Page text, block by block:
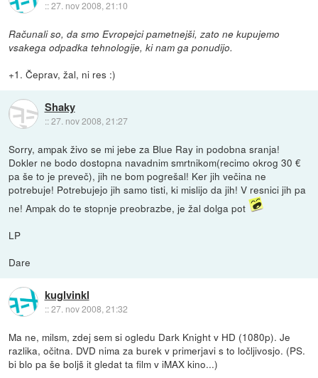
::27. nov 2008, 21:10
Računali so, da smo Evropejci pametnejši, zato ne kupujemo
vsakega odpadka tehnologije, ki nam ga ponudijo.
+1. Čeprav, žal, ni res :)
Shaky
::27. nov 2008, 21:27
Sorry, ampak živo se mi jebe za Blue Ray in podobna sranja!
Dokler ne bodo dostopna navadnim smrtnikom(recimo okrog 30 €
pa še to je preveč), jih ne bom pogrešal! Ker jih večina ne
potrebuje! Potrebujejo jih samo tisti, ki mislijo da jih! V resnici jih pa
ne! Ampak do te stopnje preobrazbe, je žal dolga pot
LP
Dare
kuglvinkl
::27. nov 2008, 21:32
Ma ne, milsm, zdej sem si ogledu Dark Knight v HD (1080p). Je
razlika, očitna. DVD nima za burek v primerjavi s to ločljivosjo. (PS.
bi blo pa še boljš it gledat ta film v iMAX kino...)